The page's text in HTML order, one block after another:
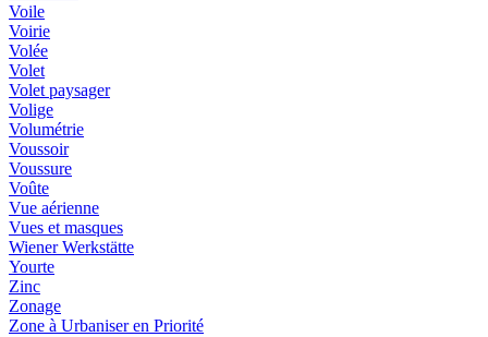
Voile
Voirie
Volée
Volet
Volet paysager
Volige
Volumétrie
Voussoir
Voussure
Voûte
Vue aérienne
Vues et masques
Wiener Werkstätte
Yourte
Zinc
Zonage
Zone à Urbaniser en Priorité